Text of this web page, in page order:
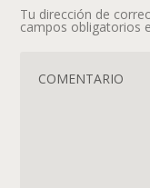
Tu dirección de
campos obligatorios